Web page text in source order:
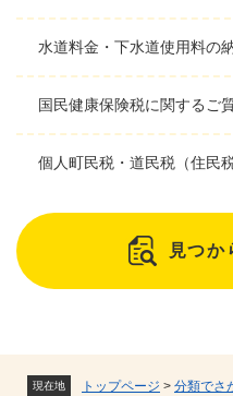
現在地 トップページ > 分類でさ
水道料金・下水道使用料の
国民健康保険税に関するご
個人町民税・道民税（住民
見つか